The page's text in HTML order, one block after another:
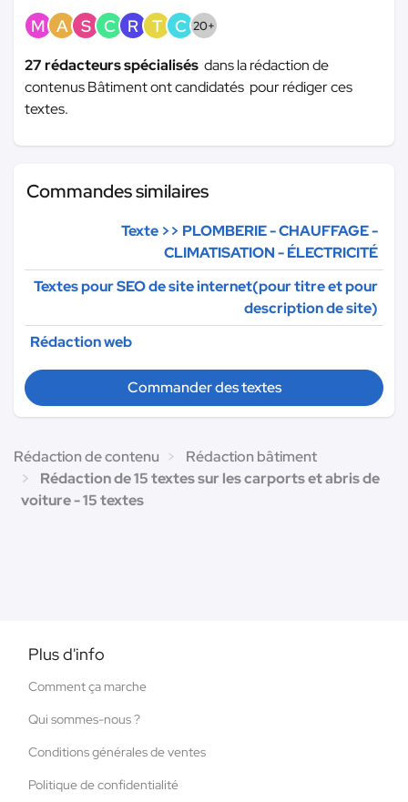
M A S C R T C 20+
27 rédacteurs spécialisés dans la rédaction de
contenus Bâtiment ont candidatés pour rédiger ces
textes.
Commandes similaires
Texte >> PLOMBERIE - CHAUFFAGE -
CLIMATISATION - ÉLECTRICITÉ
Textes pour SEO de site internet(pour titre et pour
description de site)
Rédaction web
Commander des textes
Rédaction de contenu
Rédaction bâtiment
Rédaction de 15 textes sur les carports et abris de
voiture - 15 textes
Plus d'info
Comment ça marche
Qui sommes-nous ?
Conditions générales de ventes
Politique de confidentialité